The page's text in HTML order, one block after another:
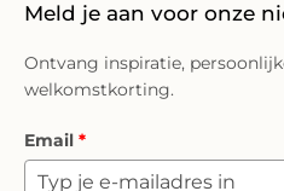
Meld je aan voor onze
Ontvang inspiratie,
welkomstkorting.
Email *